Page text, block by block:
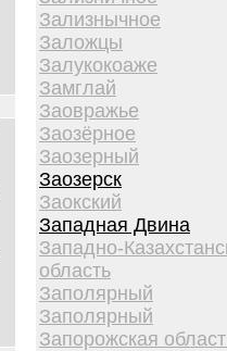
Зализнычное
Заложцы
Залукокоаже
Замглай
Заовражье
Заозёрное
Заозерный
Заозерск
Заокский
Западная Двина
Западно-
область
Заполярный
Заполярный
Запорожская